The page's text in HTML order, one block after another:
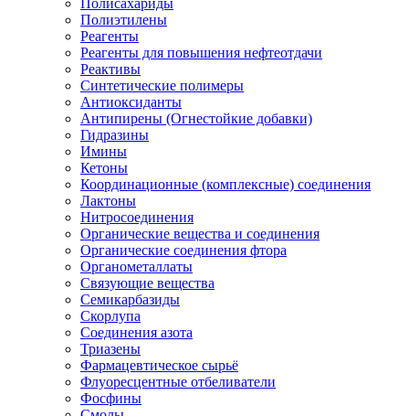
Полисахариды
Полиэтилены
Реагенты
Реагенты для повышения нефтеотдачи
Реактивы
Синтетические полимеры
Антиоксиданты
Антипирены (Огнестойкие добавки)
Гидразины
Имины
Кетоны
Координационные (комплексные) соединения
Лактоны
Нитросоединения
Органические вещества и соединения
Органические соединения фтора
Органометаллаты
Связующие вещества
Семикарбазиды
Скорлупа
Соединения азота
Триазены
Фармацевтическое сырьё
Флуоресцентные отбеливатели
Фосфины